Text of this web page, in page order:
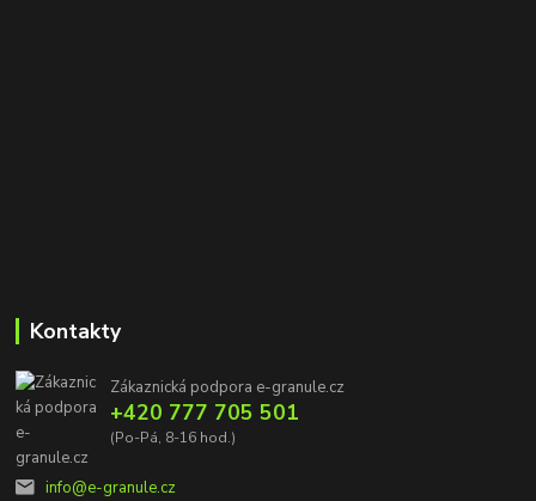
Kontakty
Zákaznická podpora e-granule.cz
+420 777 705 501
(Po-Pá, 8-16 hod.)
info@e-granule.cz